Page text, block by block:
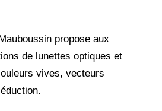
propose aux
de lunettes optiques et
vives, vecteurs